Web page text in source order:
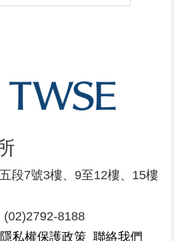
段7號3樓、9至12樓、15樓
(02)2792-8188
隱私權保護政策 聯絡我們